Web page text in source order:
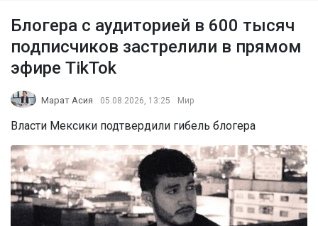
Блогера с аудиторией в 600 тысяч
подписчиков застрелили в прямом
эфире TikTok
Марат Асия 05.08.2026, 13:25 Мир
Власти Мексики подтвердили гибель блогера